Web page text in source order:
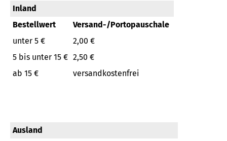
Inland
Bestellwert
Versand-/Portopauschale
unter 5 €
2,00 €
5 bis unter 15 € 2,50 €
ab 15 €
versandkostenfrei
Ausland